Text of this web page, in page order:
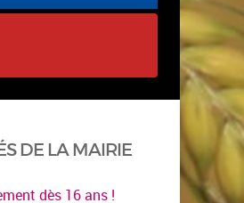
DE LA MAIRIE
dès 16 ans !